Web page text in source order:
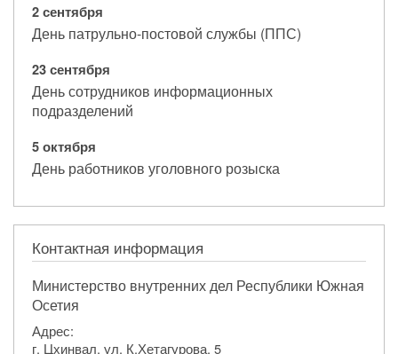
2 сентября
День патрульно-постовой службы (ППС)
23 сентября
День сотрудников информационных
подразделений
5 октября
День работников уголовного розыска
Контактная информация
Министерство внутренних дел Республики Южная
Осетия
Адрес:
г. Цхинвал, ул. К.Хетагурова, 5